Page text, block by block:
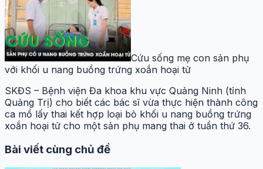
Cứu sống mẹ con sản phụ
với khối u nang buồng trứng xoắn hoại tử
SKĐS – Bệnh viện Đa khoa khu vực Quảng Ninh (tỉnh
Quảng Trị) cho biết các bác sĩ vừa thực hiện thành công
ca mổ lấy thai kết hợp loại bỏ khối u nang buồng trứng
xoắn hoại tử cho một sản phụ mang thai ở tuần thứ 36.
Bài viết cùng chủ đề